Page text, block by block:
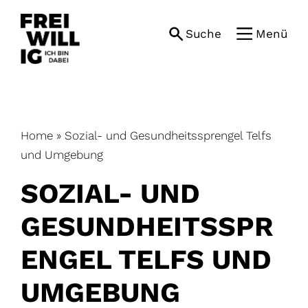
content
Suche Menü
Home » Sozial- und Gesundheitssprengel Telfs
und Umgebung
SOZIAL- UND
GESUNDHEITSSPR
ENGEL TELFS UND
UMGEBUNG